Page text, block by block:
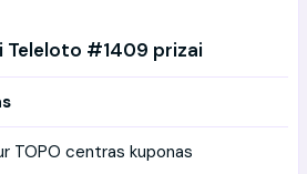
Teleloto #1409 prizai
TOPO centras kuponas